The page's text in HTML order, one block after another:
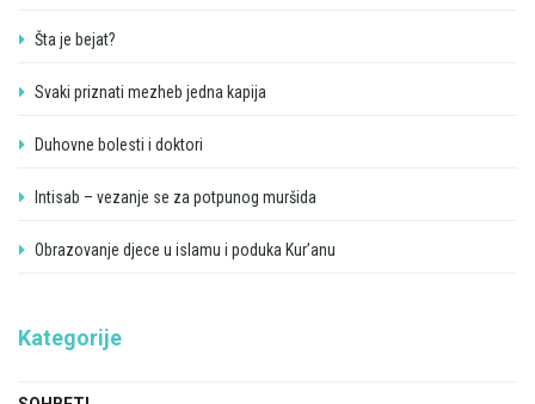
Šta je bejat?
Svaki priznati mezheb jedna kapija
Duhovne bolesti i doktori
Intisab – vezanje se za potpunog muršida
Obrazovanje djece u islamu i poduka Kur’anu
Kategorije